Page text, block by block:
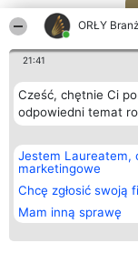
ORŁY
21:41
Cześć, chętnie Ci
odpowiedni temat
Jestem Laureatem,
marketingowe
Chcę zgłosić swoją
Mam inną sprawę
Organizator plebiscytu
Bright Side Solutions sp. z o.
o. sp. k.
ul. Ruska 22
Wrocław 50-079
KRS 0000749100 | Regon
381313360 | NIP